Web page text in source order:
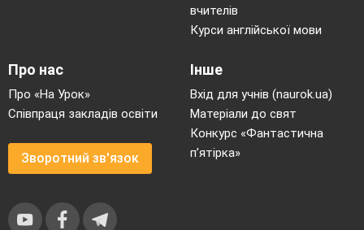
відповідно до
лінійного
алгоритму
4
Знаходить
джерелах за
безпечної
поведінки під час
вчителів
Курси англійської мови
Про нас
Про «На Урок»
Співпраця закладів освіти
Зворотний зв'язок
Інше
Вхід для учнів (naurok.ua)
Матеріали до свят
Конкурс «Фантастична
п’ятірка»